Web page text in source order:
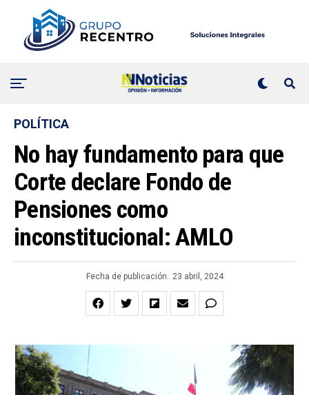
POLÍTICA
No hay fundamento para que
Corte declare Fondo de
Pensiones como
inconstitucional: AMLO
Fecha de publicación: 23 abril, 2024